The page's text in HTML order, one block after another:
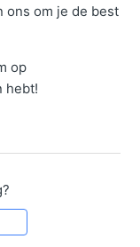
ons om je de best
op
hebt!